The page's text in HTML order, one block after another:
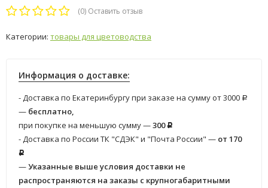
(0) Оставить отзыв
Категории: товары для цветоводства
Информация о доставке:
- Доставка по Екатеринбургу при заказе на сумму от 3000 Р
— бесплатно,
при покупке на меньшую сумму —300 Р
- Доставка по России ТК "СДЭК" и "Почта России" — от 170
Р
—Указанные выше условия доставки не
распространяются на заказы с крупногабаритными